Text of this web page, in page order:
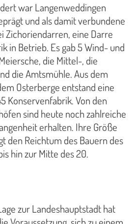
war Langenweddingen
und als damit verbundene
Zichoriendarren, eine Darre
in Betrieb. Es gab 5 Wind- und
die Mittel-, die
die Amtsmühle. Aus dem
Osterberge entstand eine
Konservenfabrik. Von den
sind heute noch zahlreiche
erhalten. Ihre Größe
den Reichtum des Bauern des
hin zur Mitte des 20.
zur Landeshauptstadt hat